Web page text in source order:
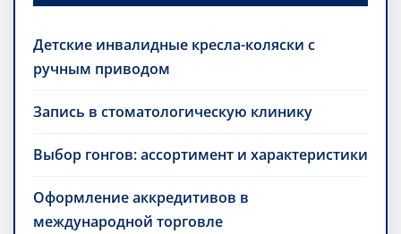
Детские инвалидные кресла-коляски с
ручным приводом
Запись в стоматологическую клинику
Выбор гонгов: ассортимент и характеристики
Оформление аккредитивов в
международной торговле